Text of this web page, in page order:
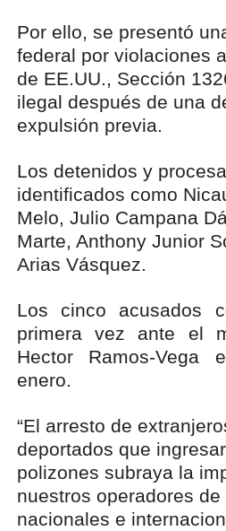
Por ello, se presentó
federal por violaciones
de EE.UU., Sección
ilegal después de una
expulsión previa.
Los detenidos y
identificados como
Melo, Julio Campana
Marte, Anthony Junior
Arias Vásquez.
Los cinco acusados
primera vez ante el
Hector Ramos-Vega
enero.
“El arresto de
deportados que
polizones subraya la
nuestros operadores
nacionales e